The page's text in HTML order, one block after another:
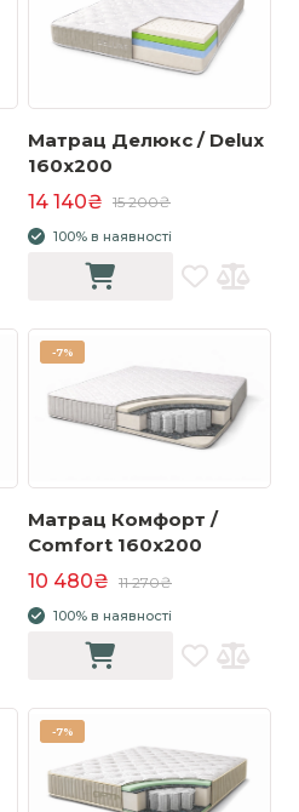
Матрац Делюкс / Delux
160x200
14 140₴ 15 200₴
100% в наявності
-7%
Матрац Комфорт /
Comfort 160x200
10 480₴ 11 270₴
100% в наявності
-7%